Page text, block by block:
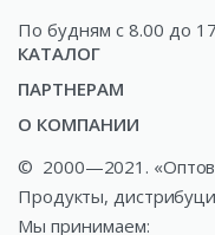
По будням c 8.00 до
КАТАЛОГ
Акции
Газированные напитки
Минеральные и
Соки и
ПАРТНЕРАМ
Доставка
Как купить?
Сотрудничество
О КОМПАНИИ
О компании
Новости
© 2000—2021.
Продукты,
Мы принимаем: